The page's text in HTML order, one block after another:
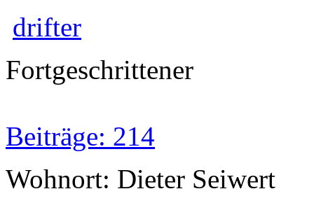
drifter
Fortgeschrittener
Beiträge: 214
Wohnort: Dieter Seiwert